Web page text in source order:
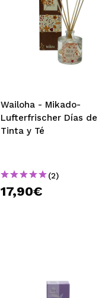
Wailoha - Mikado-
Lufterfrischer Días de
Tinta y Té
(2)
17,90€